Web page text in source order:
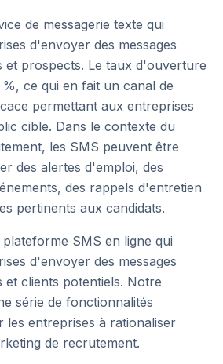
de messagerie texte qui
d'envoyer des messages
et prospects. Le taux d'ouverture
ce qui en fait un canal de
permettant aux entreprises
cible. Dans le contexte du
les SMS peuvent être
des alertes d'emploi, des
des rappels d'entretien
pertinents aux candidats.
SMS en ligne qui
d'envoyer des messages
et clients potentiels. Notre
série de fonctionnalités
les entreprises à rationaliser
de recrutement.